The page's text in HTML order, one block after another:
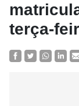
terça-